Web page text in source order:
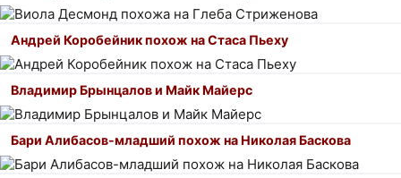
Андрей Коробейник похож на Стаса Пьеху
Владимир Брынцалов и Майк Майерс
Бари Алибасов-младший похож на Николая Баскова